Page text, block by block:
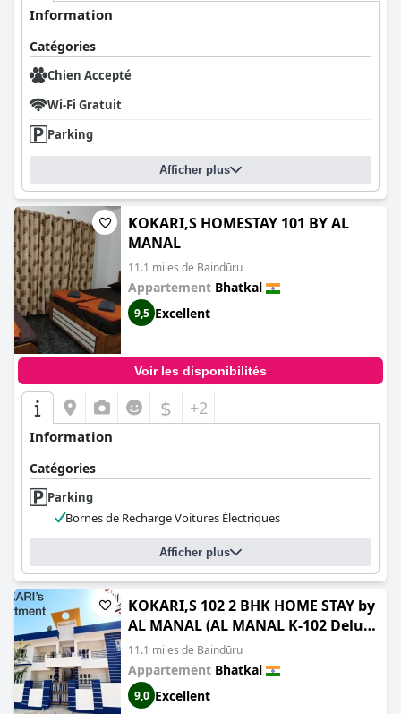
Information
Catégories
Chien Accepté
Wi-Fi Gratuit
Parking
Afficher plus
KOKARI,S HOMESTAY 101 BY AL
MANAL
11.1 miles de Baindūru
Appartement Bhatkal
9,5 Excellent
Voir les disponibilités
$ +2
Information
Catégories
Parking
Bornes de Recharge Voitures Électriques
Afficher plus
KOKARI,S 102 2 BHK HOME STAY by
AL MANAL (AL MANAL K-102 Deluxe
2BHK Retreat)
11.1 miles de Baindūru
Appartement Bhatkal
9,0 Excellent